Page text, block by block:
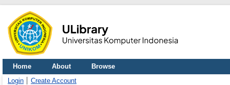
Home About
Browse
Login
Create Account